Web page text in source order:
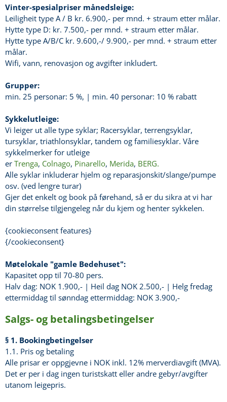
Vinter-spesialpriser månedsleige:
Leiligheit type A / B kr. 6.900,- per mnd. + straum etter målar.
Hytte type D: kr. 7.500,- per mnd. + straum etter målar.
Hytte type A/B/C kr. 9.600,-/ 9.900,- per mnd. + straum etter
målar.
Wifi, vann, renovasjon og avgifter inkludert.
Grupper:
min. 25 personar: 5 %, | min. 40 personar: 10 % rabatt
Sykkelutleige:
Vi leiger ut alle type syklar; Racersyklar, terrengsyklar,
tursyklar, triathlonsyklar, tandem og familiesyklar. Våre
sykkelmerker for utleige
er Trenga, Colnago, Pinarello, Merida, BERG.
Alle syklar inkluderar hjelm og reparasjonskit/slange/pumpe
osv. (ved lengre turar)
Gjer det enkelt og book på førehand, så er du sikra at vi har
din størrelse tilgjengeleg når du kjem og henter sykkelen.
{cookieconsent features}
{/cookieconsent}
Møtelokale "gamle Bedehuset":
Kapasitet opp til 70-80 pers.
Halv dag: NOK 1.900,- | Heil dag NOK 2.500,- | Helg fredag
ettermiddag til sønndag ettermiddag: NOK 3.900,-
Salgs- og betalingsbetingelser
§ 1. Bookingbetingelser
1.1. Pris og betaling
Alle prisar er oppgjevne i NOK inkl. 12% merverdiavgift (MVA).
Det er per i dag ingen turistskatt eller andre gebyr/avgifter
utanom leigepris.